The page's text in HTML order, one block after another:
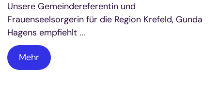
Unsere Gemeindereferentin und
Frauenseelsorgerin für die Region Krefeld, Gunda
Hagens empfiehlt ...
Mehr